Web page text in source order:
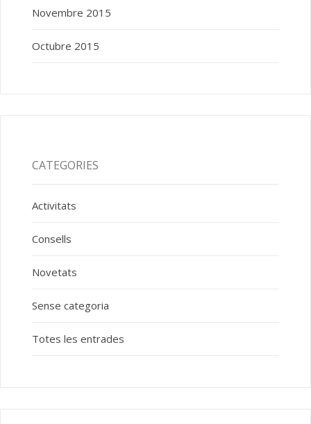
Novembre 2015
Octubre 2015
CATEGORIES
Activitats
Consells
Novetats
Sense categoria
Totes les entrades